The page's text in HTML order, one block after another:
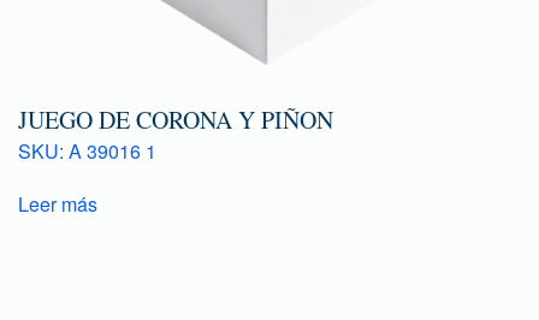
JUEGO DE CORONA Y PIÑON
SKU: A 39016 1
Leer más